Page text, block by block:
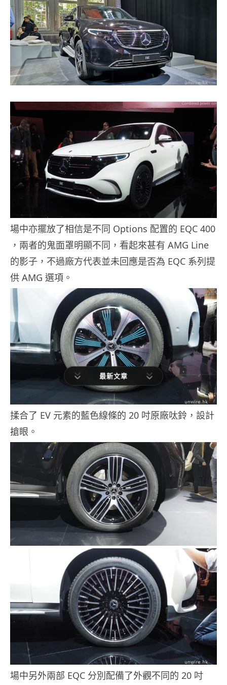
場中亦擺放了相信是不同 Options 配置的 EQC 400
，兩者的鬼面罩明顯不同，看起來甚有 AMG Line
的影子，不過廠方代表並未回應是否為 EQC 系列提
供 AMG 選項。
揉合了 EV 元素的藍色線條的 20 吋原廠呔鈴，設計
搶眼。
場中另外兩部 EQC 分別配備了外觀不同的 20 吋
最新文章